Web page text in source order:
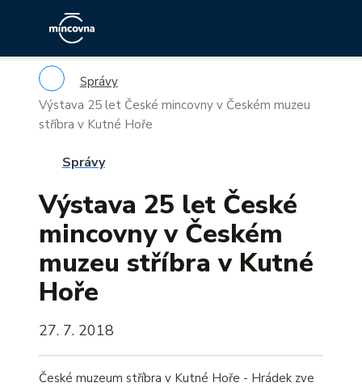
Správy
Výstava 25 let České mincovny v Českém muzeu
stříbra v Kutné Hoře
Správy
Výstava 25 let České
mincovny v Českém
muzeu stříbra v Kutné
Hoře
27. 7. 2018
České muzeum stříbra v Kutné Hoře - Hrádek zve